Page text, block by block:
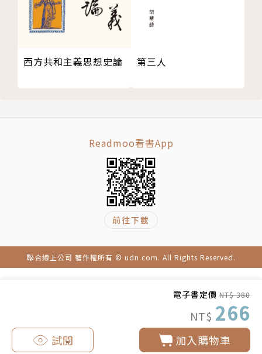
電子書定價 NT$ 380
NT$ 266
加入購物車
試閱
西方共和主義思想史論 第三人
Readmoo看書App
前往下載
聯合線上公司 著作權所有 © udn.com. All Rights Reserved.